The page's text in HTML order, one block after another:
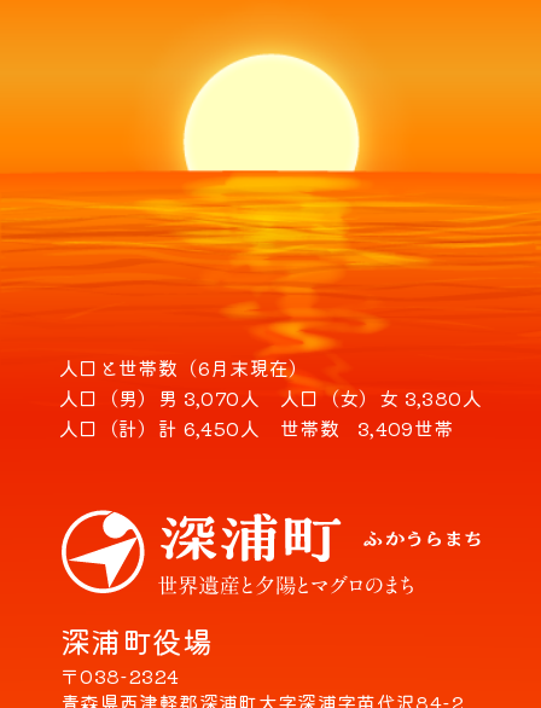
深浦町役場
〒038-2324
青森県西津軽郡深浦町大字深浦字苗代沢84-2
人口と世帯数（6月末現在）
人口（男） 男 3,070人 人口（女） 女 3,380人
人口（計） 計 6,450人 世帯数 3,409世帯